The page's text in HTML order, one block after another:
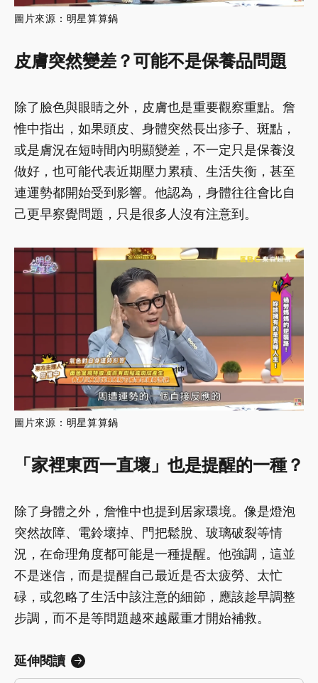
圖片來源 ： 明星算算鍋
皮膚突然變差？可能不是保養品問題
除了臉色與眼睛之外，皮膚也是重要觀察重點。詹
惟中指出，如果頭皮、身體突然長出疹子、斑點，
或是膚況在短時間內明顯變差，不一定只是保養沒
做好，也可能代表近期壓力累積、生活失衡，甚至
連運勢都開始受到影響。他認為，身體往往會比自
己更早察覺問題，只是很多人沒有注意到。
圖片來源 ： 明星算算鍋
「家裡東西一直壞」也是提醒的一種？
除了身體之外，詹惟中也提到居家環境。像是燈泡
突然故障、電鈴壞掉、門把鬆脫、玻璃破裂等情
況，在命理角度都可能是一種提醒。他強調，這並
不是迷信，而是提醒自己最近是否太疲勞、太忙
碌，或忽略了生活中該注意的細節，應該趁早調整
步調，而不是等問題越來越嚴重才開始補救。
延伸閱讀